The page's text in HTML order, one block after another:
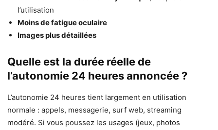
l’utilisation
Moins de fatigue oculaire
Images plus détaillées
Quelle est la durée réelle de
l’autonomie 24 heures annoncée ?
L’autonomie 24 heures tient largement en utilisation
normale : appels, messagerie, surf web, streaming
modéré. Si vous poussez les usages (jeux, photos